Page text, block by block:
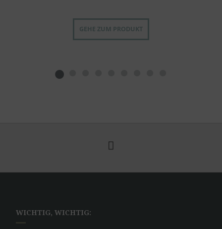
GEHE ZUM PRODUKT
WICHTIG, WICHTIG: